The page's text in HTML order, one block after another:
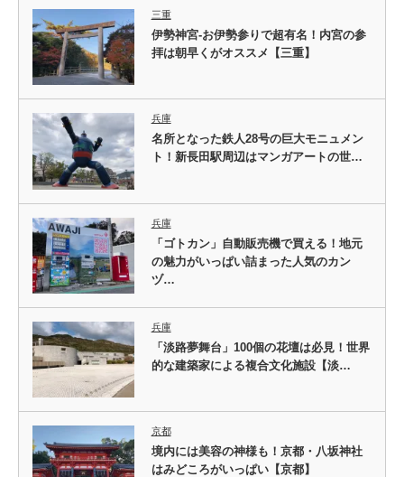
三重
伊勢神宮-お伊勢参りで超有名！内宮の参
拝は朝早くがオススメ【三重】
兵庫
名所となった鉄人28号の巨大モニュメン
ト！新長田駅周辺はマンガアートの世…
兵庫
「ゴトカン」自動販売機で買える！地元
の魅力がいっぱい詰まった人気のカン
ヅ…
兵庫
「淡路夢舞台」100個の花壇は必見！世界
的な建築家による複合文化施設【淡…
京都
境内には美容の神様も！京都・八坂神社
はみどころがいっぱい【京都】